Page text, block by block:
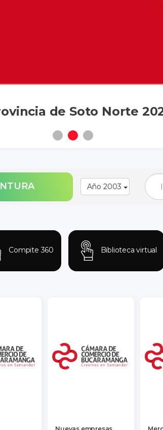
de Soto Norte
Año 2003
Compite 360 Biblioteca virtual